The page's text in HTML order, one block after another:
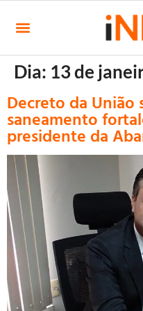
Dia: 13 de
Decreto da União
saneamento
presidente da